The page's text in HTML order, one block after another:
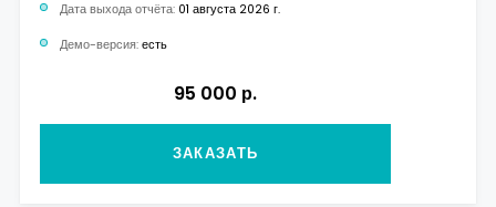
Дата выхода отчёта: 01 августа 2026 г.
Демо-версия: есть
95 000 р.
ЗАКАЗАТЬ